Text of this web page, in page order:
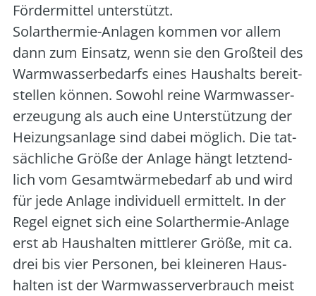
För­der­mit­tel unter­stützt.
Solar­ther­mie-Anla­gen kom­men vor allem
dann zum Ein­satz, wenn sie den Groß­teil des
Warm­was­ser­be­darfs eines Haus­halts bereit­
stel­len kön­nen. Sowohl rei­ne Warm­was­ser­
er­zeu­gung als auch eine Unter­stüt­zung der
Hei­zungs­an­la­ge sind dabei mög­lich. Die tat­
säch­li­che Grö­ße der Anla­ge hängt letzt­end­
lich vom Gesamt­wär­me­be­darf ab und wird
für jede Anla­ge indi­vi­du­ell ermit­telt. In der
Regel eig­net sich eine Solar­ther­mie-Anla­ge
erst ab Haus­hal­ten mitt­le­rer Grö­ße, mit ca.
drei bis vier Per­so­nen, bei klei­ne­ren Haus­
hal­ten ist der Warm­was­ser­ver­brauch meist